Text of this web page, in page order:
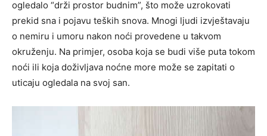
ogledalo “drži prostor budnim”, što može uzrokovati
prekid sna i pojavu teških snova. Mnogi ljudi izvještavaju
o nemiru i umoru nakon noći provedene u takvom
okruženju. Na primjer, osoba koja se budi više puta tokom
noći ili koja doživljava noćne more može se zapitati o
uticaju ogledala na svoj san.